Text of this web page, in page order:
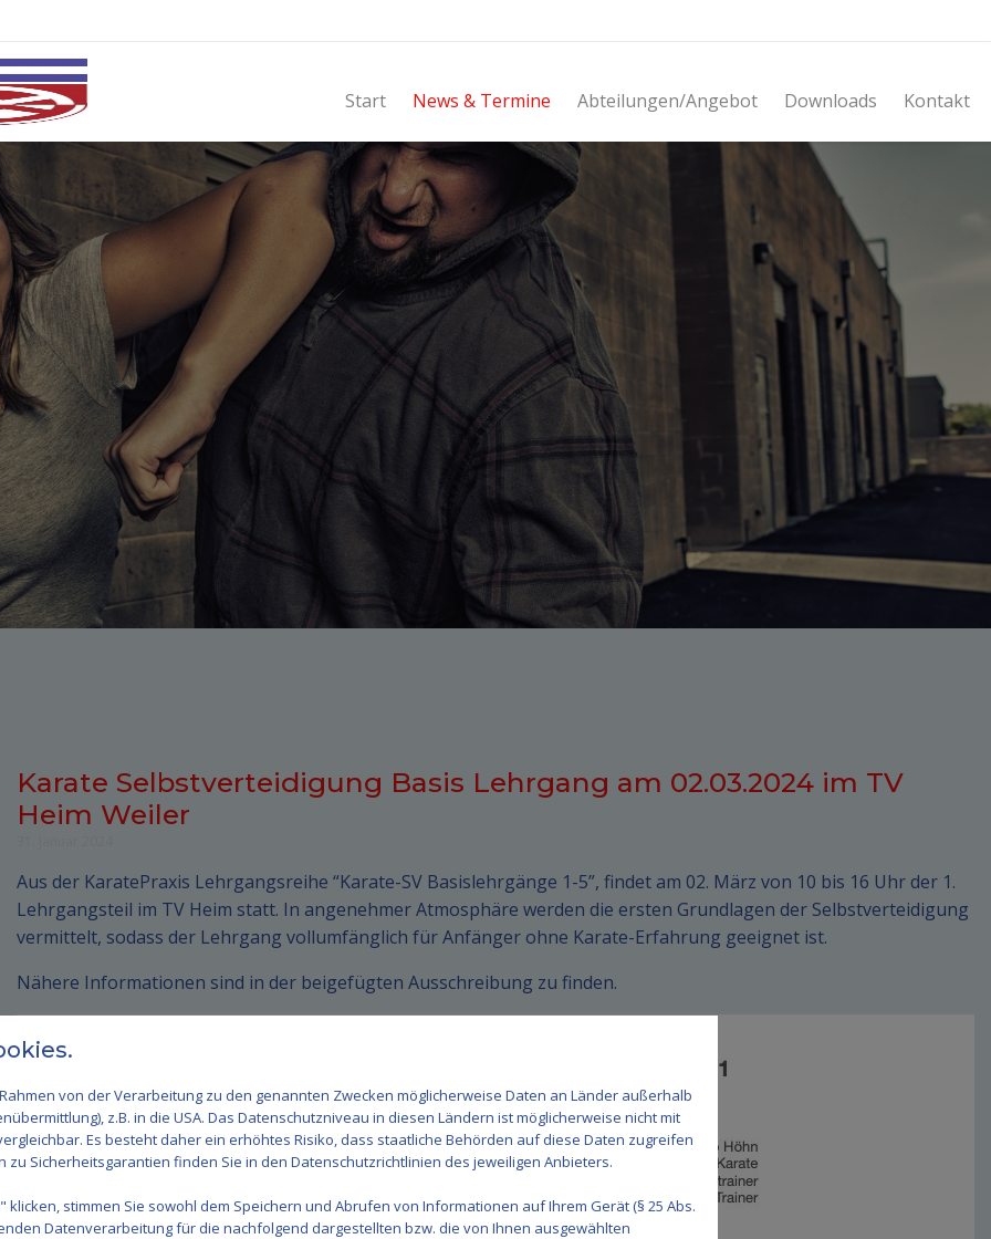
Start News & Termine Abteilungen/Angebot Downloads Kontakt
Karate Selbstverteidigung Basis Lehrgang am 02.03.2024 im TV
Heim Weiler
Aus der KaratePraxis Lehrgangsreihe “Karate-SV Basislehrgänge 1-5”, findet am 02. März von 10 bis 16 Uhr der 1.
Lehrgangsteil im TV Heim statt. In angenehmer Atmosphäre werden die ersten Grundlagen der Selbstverteidigung
vermittelt, sodass der Lehrgang vollumfänglich für Anfänger ohne Karate-Erfahrung geeignet ist.
Nähere Informationen sind in der beigefügten Ausschreibung zu finden.
von der Verarbeitung zu den genannten Zwecken möglicherweise Daten an Länder außerhalb
z.B. in die USA. Das Datenschutzniveau in diesen Ländern ist möglicherweise nicht mit
Es besteht daher ein erhöhtes Risiko, dass staatliche Behörden auf diese Daten zugreifen
Sicherheitsgarantien finden Sie in den Datenschutzrichtlinien des jeweiligen Anbieters.
klicken, stimmen Sie sowohl dem Speichern und Abrufen von Informationen auf Ihrem Gerät (§ 25 Abs.
Datenverarbeitung für die nachfolgend dargestellten bzw. die von Ihnen ausgewählten